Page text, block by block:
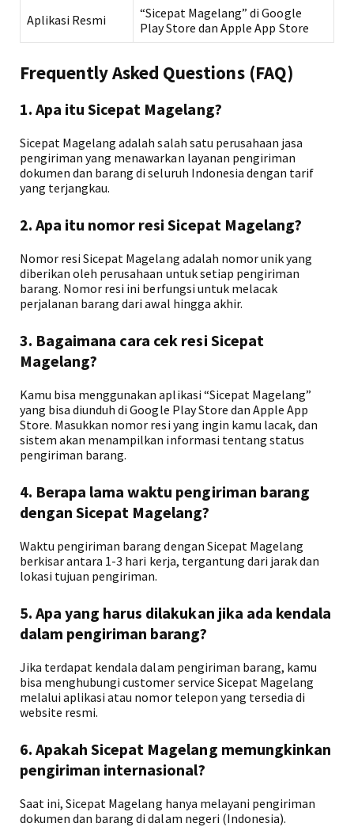
Aplikasi Resmi
“Sicepat Magelang” di Google
Play Store dan Apple App Store
Frequently Asked Questions (FAQ)
1. Apa itu Sicepat Magelang?
Sicepat Magelang adalah salah satu perusahaan jasa
pengiriman yang menawarkan layanan pengiriman
dokumen dan barang di seluruh Indonesia dengan tarif
yang terjangkau.
2. Apa itu nomor resi Sicepat Magelang?
Nomor resi Sicepat Magelang adalah nomor unik yang
diberikan oleh perusahaan untuk setiap pengiriman
barang. Nomor resi ini berfungsi untuk melacak
perjalanan barang dari awal hingga akhir.
3. Bagaimana cara cek resi Sicepat
Magelang?
Kamu bisa menggunakan aplikasi “Sicepat Magelang”
yang bisa diunduh di Google Play Store dan Apple App
Store. Masukkan nomor resi yang ingin kamu lacak, dan
sistem akan menampilkan informasi tentang status
pengiriman barang.
4. Berapa lama waktu pengiriman barang
dengan Sicepat Magelang?
Waktu pengiriman barang dengan Sicepat Magelang
berkisar antara 1-3 hari kerja, tergantung dari jarak dan
lokasi tujuan pengiriman.
5. Apa yang harus dilakukan jika ada kendala
dalam pengiriman barang?
Jika terdapat kendala dalam pengiriman barang, kamu
bisa menghubungi customer service Sicepat Magelang
melalui aplikasi atau nomor telepon yang tersedia di
website resmi.
6. Apakah Sicepat Magelang memungkinkan
pengiriman internasional?
Saat ini, Sicepat Magelang hanya melayani pengiriman
dokumen dan barang di dalam negeri (Indonesia).